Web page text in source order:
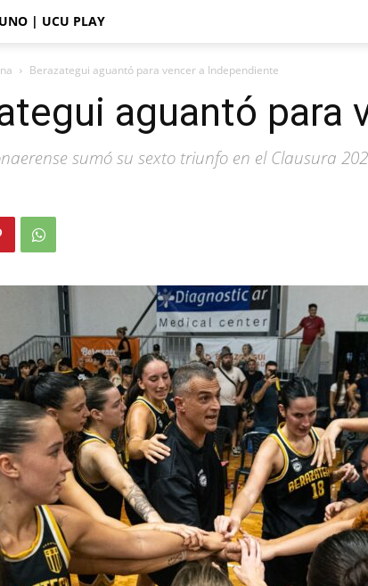
| UCU PLAY
Berazategui aguantó para vencer a Independiente
aguantó para
sumó su sexto triunfo en el Clausura